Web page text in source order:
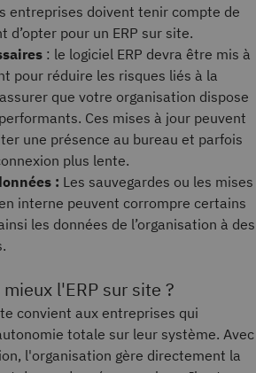
entreprises doivent tenir compte de
d’opter pour un ERP sur site.
: le logiciel ERP devra être mis à
pour réduire les risques liés à la
que votre organisation dispose
Ces mises à jour peuvent
une présence au bureau et parfois
plus lente.
: Les sauvegardes ou les mises
interne peuvent corrompre certains
les données de l’organisation à des
l'ERP sur site ?
convient aux entreprises qui
totale sur leur système. Avec
l'organisation gère directement la